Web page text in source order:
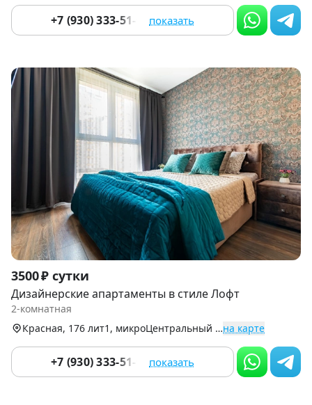
+7 (930) 333-51-01 показать
Item
1
of
3500 ₽ сутки
Дизайнерские апартаменты в стиле Лофт
2-комнатная
Красная, 176 лит1, микроЦентральный р-нна карте
+7 (930) 333-51-01 показать